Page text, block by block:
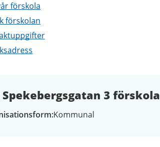
förskola
förskolan
Spekebergsgatan 3 förskola
Kommunal